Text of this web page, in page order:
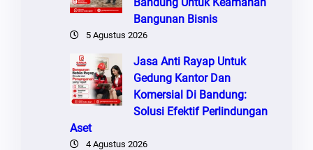
Bangunan Bisnis
5 Agustus 2026
Jasa Anti Rayap Untuk
Gedung Kantor Dan
Komersial Di Bandung:
Solusi Efektif Perlindungan
Aset
4 Agustus 2026